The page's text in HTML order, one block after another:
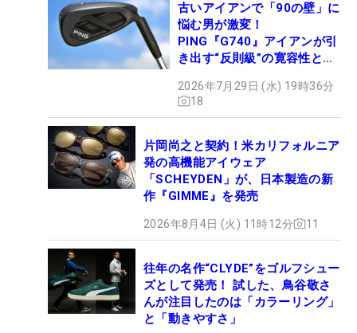
古いアイアンで「90の壁」に
悩む男が激変！
PING『G740』アイアンが引
き出す“反則級”の寛容性と飛
2026年7月29日 (水) 19時36分
18
片岡尚之と契約！米カリフォルニア
発の高機能アイウェア
「SCHEYDEN」が、日本製造の新
作『GIMME』を発売
2026年8月4日 (火) 11時12分 11
往年の名作“CLYDE”をゴルフシュー
ズとして発売！ 試した、鳥谷敬さ
んが注目したのは「カラーリング」
と「動きやすさ」